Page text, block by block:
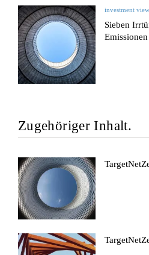
investment
Sieben
Emissionen
Zugehöriger Inhalt.